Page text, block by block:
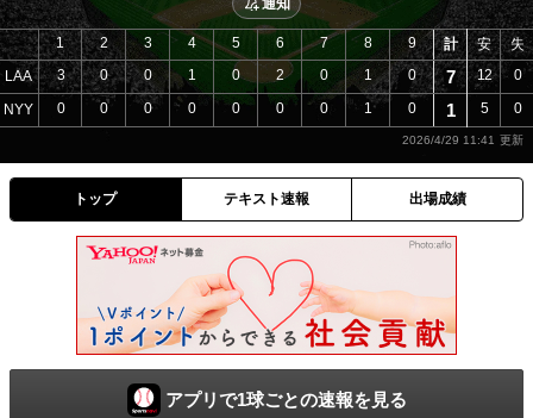
通知
LAA
NYY
1 2 3 4 5 6 7 8
9
3
0 0 1 0 2 0 1
0
0
0 0 0 0 0 0 1 0
計 安 失
7 12 0
1 5 0
2026/4/29 11:41
トップ テキスト速報 出場成績
アプリで1球ごとの速報を見る